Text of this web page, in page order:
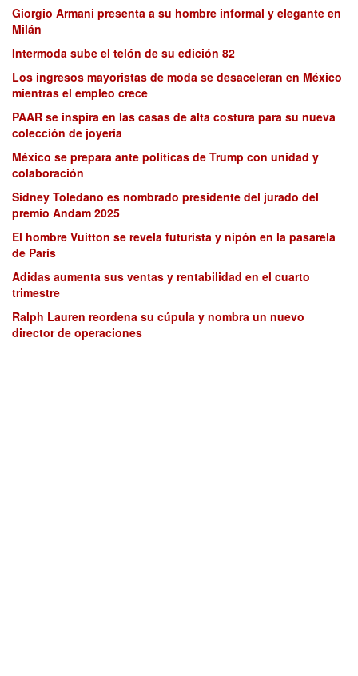
Giorgio Armani presenta a su hombre informal y elegante en
Milán
Intermoda sube el telón de su edición 82
Los ingresos mayoristas de moda se desaceleran en México
mientras el empleo crece
PAAR se inspira en las casas de alta costura para su nueva
colección de joyería
México se prepara ante políticas de Trump con unidad y
colaboración
Sidney Toledano es nombrado presidente del jurado del
premio Andam 2025
El hombre Vuitton se revela futurista y nipón en la pasarela
de París
Adidas aumenta sus ventas y rentabilidad en el cuarto
trimestre
Ralph Lauren reordena su cúpula y nombra un nuevo
director de operaciones